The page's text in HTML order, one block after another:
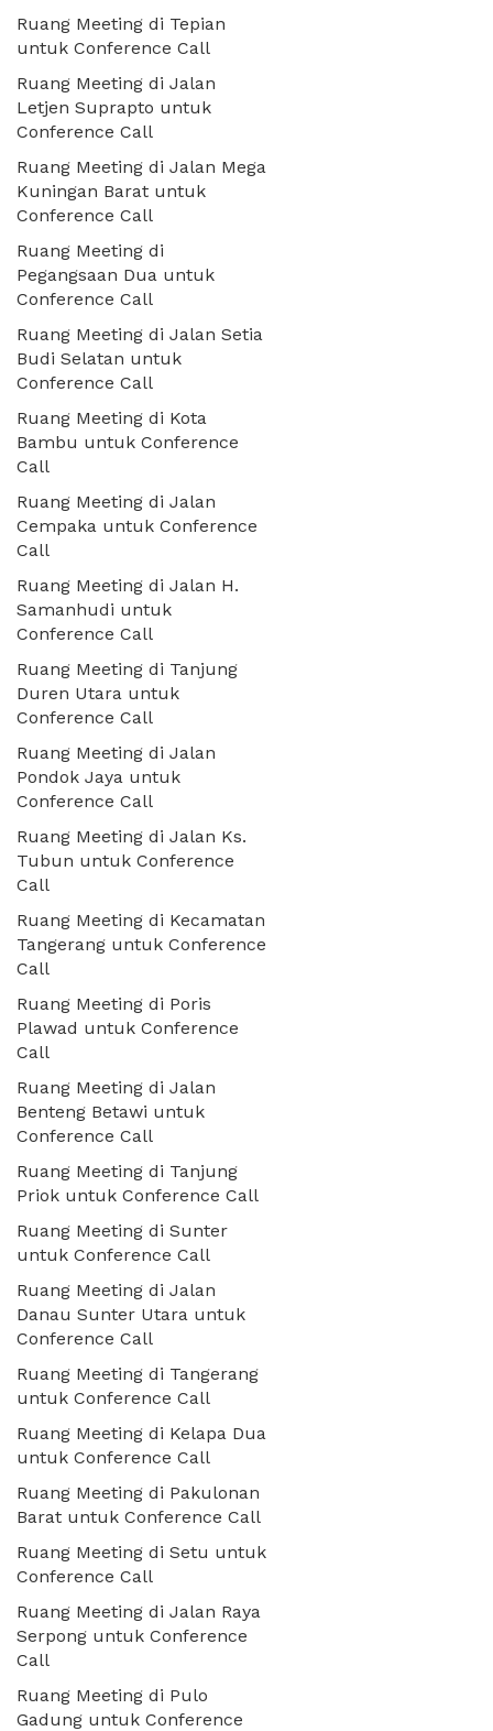
Ruang Meeting di Tepian
untuk Conference Call
Ruang Meeting di Jalan
Letjen Suprapto untuk
Conference Call
Ruang Meeting di Jalan Mega
Kuningan Barat untuk
Conference Call
Ruang Meeting di
Pegangsaan Dua untuk
Conference Call
Ruang Meeting di Jalan Setia
Budi Selatan untuk
Conference Call
Ruang Meeting di Kota
Bambu untuk Conference
Call
Ruang Meeting di Jalan
Cempaka untuk Conference
Call
Ruang Meeting di Jalan H.
Samanhudi untuk
Conference Call
Ruang Meeting di Tanjung
Duren Utara untuk
Conference Call
Ruang Meeting di Jalan
Pondok Jaya untuk
Conference Call
Ruang Meeting di Jalan Ks.
Tubun untuk Conference
Call
Ruang Meeting di Kecamatan
Tangerang untuk Conference
Call
Ruang Meeting di Poris
Plawad untuk Conference
Call
Ruang Meeting di Jalan
Benteng Betawi untuk
Conference Call
Ruang Meeting di Tanjung
Priok untuk Conference Call
Ruang Meeting di Sunter
untuk Conference Call
Ruang Meeting di Jalan
Danau Sunter Utara untuk
Conference Call
Ruang Meeting di Tangerang
untuk Conference Call
Ruang Meeting di Kelapa Dua
untuk Conference Call
Ruang Meeting di Pakulonan
Barat untuk Conference Call
Ruang Meeting di Setu untuk
Conference Call
Ruang Meeting di Jalan Raya
Serpong untuk Conference
Call
Ruang Meeting di Pulo
Gadung untuk Conference